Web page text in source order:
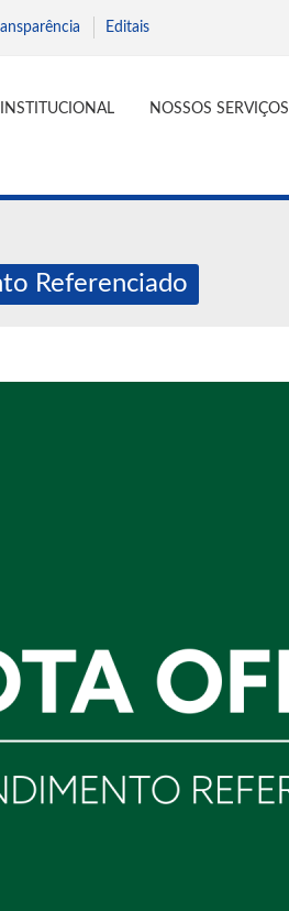
Editais
INSTITUCIONAL NOSSOS SERVIÇOS
Referenciado